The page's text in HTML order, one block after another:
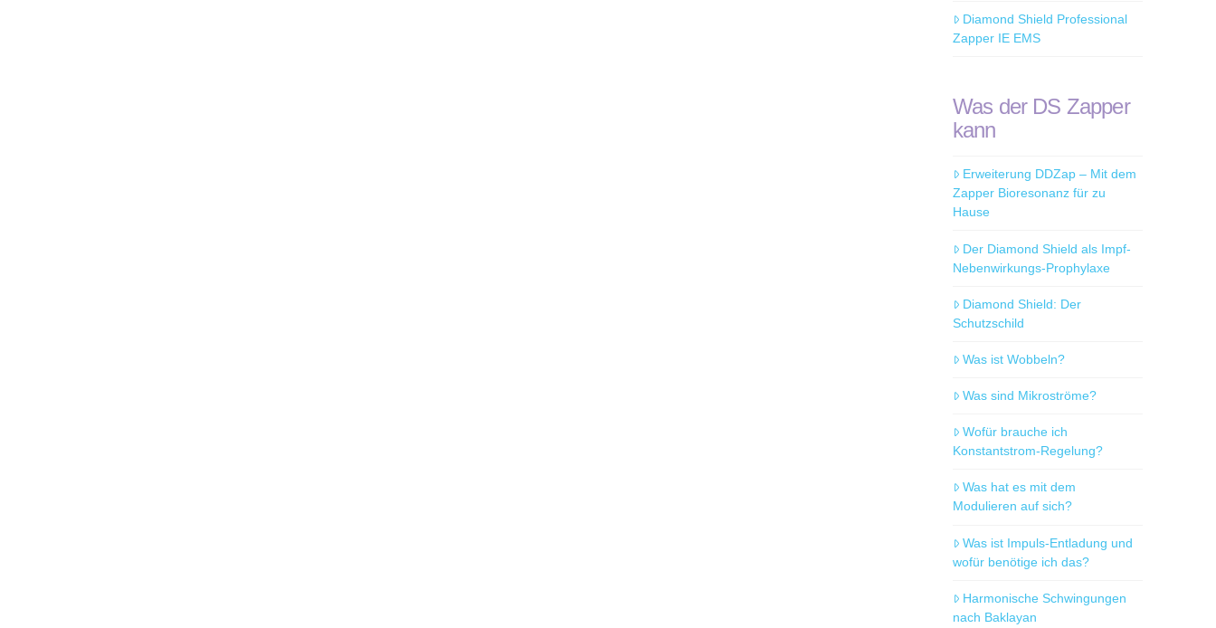
Diamond Shield Professional
Zapper IE EMS
Was der DS Zapper
kann
Erweiterung DDZap – Mit dem
Zapper Bioresonanz für zu
Hause
Der Diamond Shield als Impf-
Nebenwirkungs-Prophylaxe
Diamond Shield: Der
Schutzschild
Was ist Wobbeln?
Was sind Mikroströme?
Wofür brauche ich
Konstantstrom-Regelung?
Was hat es mit dem
Modulieren auf sich?
Was ist Impuls-Entladung und
wofür benötige ich das?
Harmonische Schwingungen
nach Baklayan